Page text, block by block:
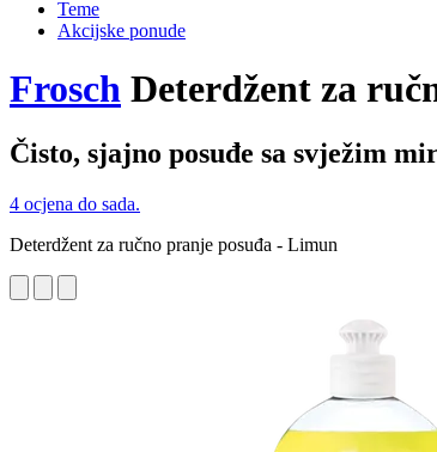
Teme
Akcijske ponude
Frosch Deterdžent za
Čisto, sjajno posuđe sa svježim
4 ocjena do sada.
Deterdžent za ručno pranje posuđa - Limun